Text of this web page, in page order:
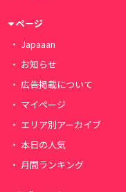
ページ
Japaaan
お知らせ
広告掲載について
マイページ
エリア別アーカイブ
本日の人気
月間ランキング